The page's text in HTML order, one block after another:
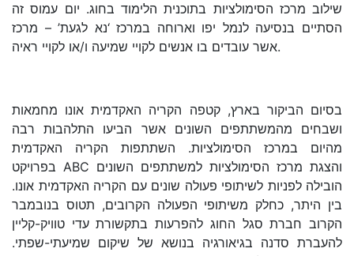
שילוב מרכז הסימולציות בתוכנית הלימוד בחוג. יום עמוס זה
הסתיים בנסיעה לנמל יפו וארוחה במרכז ‘נא לגעת’ – מרכז
אשר עובדים בו אנשים לקויי שמיעה ו/או לקויי ראיה.
בסיום הביקור בארץ, קטפה הקריה האקדמית אונו מחמאות
ושבחים מהמשתתפים השונים אשר הביעו התלהבות רבה
מהיום במרכז הסימולציות. השתתפות הקריה האקדמית
בפרויקט ABC והצגת מרכז הסימולציות למשתתפים השונים
הובילה לפניות לשיתופי פעולה שונים עם הקריה האקדמית אונו.
בין היתר, כחלק משיתופי הפעולה הקרובים, תטוס בנובמבר
הקרוב חברת סגל החוג להפרעות בתקשורת עדי טוויק-קליין
להעברת סדנה בגיאורגיה בנושא של שיקום שמיעתי-שפתי.